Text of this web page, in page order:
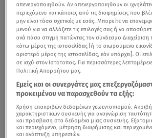
Συναγερμός έχει σημάνει λόγω της
που καταγράφουν τα κρούσματα
απενεργοποιηθούν. Αν απενεργοποιηθούν οι
περιεχόμενο και κάποιες από τις διαφημίσεις που
μην είναι τόσο σχετικές με εσάς. Μπορείτε να
μενού για να αλλάξετε τις επιλογές σας ή να
ανά πάσα στιγμή πατώντας τον σύνδεσμο Διαχείριση
κάτω μέρος της ιστοσελίδας [ή το αιωρούμενο
αριστερό μέρος της ιστοσελίδας, εάν υπάρχει]. Οι
σε ισχύ στον Ιστότοπος. Για περισσότερες
Πολιτική Απορρήτου μας.
Εμείς και οι συνεργάτες μας
προκειμένου να παρασχεθούν τα εξής:
Χρήση επακριβών δεδομένων γεωεντοπισμού.
χαρακτηριστικών συσκευής για αναγνώριση
και πρόσβαση στα δεδομένα μιας συσκευής.
και περιεχόμενο, μέτρηση διαφήμισης και
και ανάπτυξη υπηρεσιών.